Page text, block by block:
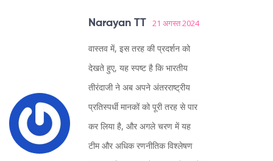
Narayan TT 21 अगस्त 2024
वास्तव में, इस तरह की प्रदर्शन को
देखते हुए, यह स्पष्ट है कि भारतीय
तीरंदाजी ने अब अपने अंतरराष्ट्रीय
प्रतिस्पर्धी मानकों को पूरी तरह से पार
कर लिया है, और अगले चरण में यह
टीम और अधिक रणनीतिक विश्लेषण